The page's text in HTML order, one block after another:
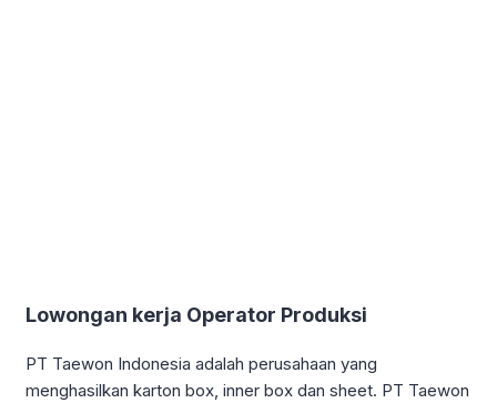
Lowongan kerja Operator Produksi
PT Taewon Indonesia adalah perusahaan yang
menghasilkan karton box, inner box dan sheet. PT Taewon